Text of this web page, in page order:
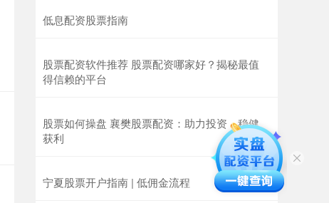
低息配资股票指南
股票配资软件推荐 股票配资哪家好？揭秘最值
得信赖的平台
股票如何操盘 襄樊股票配资：助力投资，稳健
获利
宁夏股票开户指南 | 低佣金流程